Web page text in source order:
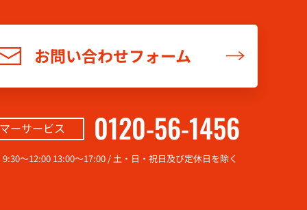
お問い合わせフォーム
ーサービス 0120-56-1456
～12:00 13:00～17:00 / 土・日・祝日及び定休日を除く